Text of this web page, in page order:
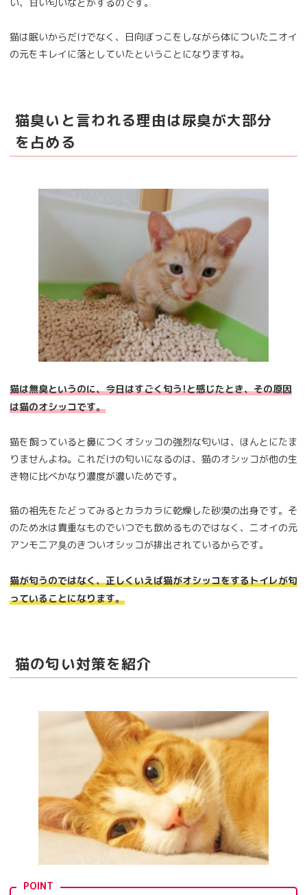
猫は眠いからだけでなく、日向ぼっこをしながら体についたニオイ
の元をキレイに落としていたということになりますね。
猫臭いと言われる理由は尿臭が大部分
を占める
猫は無臭というのに、今日はすごく匂う!と感じたとき、その原因
は猫のオシッコです。
猫を飼っていると鼻につくオシッコの強烈な匂いは、ほんとにたま
りませんよね。これだけの匂いになるのは、猫のオシッコが他の生
き物に比べかなり濃度が濃いためです。
猫の祖先をたどってみるとカラカラに乾燥した砂漠の出身です。そ
のため水は貴重なものでいつでも飲めるものではなく、ニオイの元
アンモニア臭のきついオシッコが排出されているからです。
猫が匂うのではなく、正しくいえば猫がオシッコをするトイレが匂
っていることになります。
猫の匂い対策を紹介
POINT